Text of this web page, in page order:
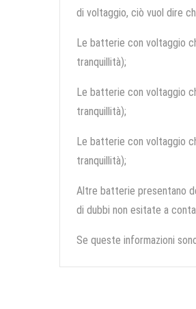
di voltaggio, ciò vuol dire
Le batterie con voltaggio
tranquillità);
Le batterie con voltaggio
tranquillità);
Le batterie con voltaggio
tranquillità);
Altre batterie presentano
di dubbi non esitate a
Se queste informazioni